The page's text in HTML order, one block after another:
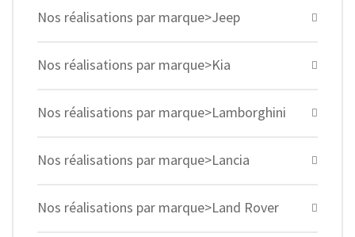
Nos réalisations par marque>Jeep
Nos réalisations par marque>Kia
Nos réalisations par marque>Lamborghini
Nos réalisations par marque>Lancia
Nos réalisations par marque>Land Rover